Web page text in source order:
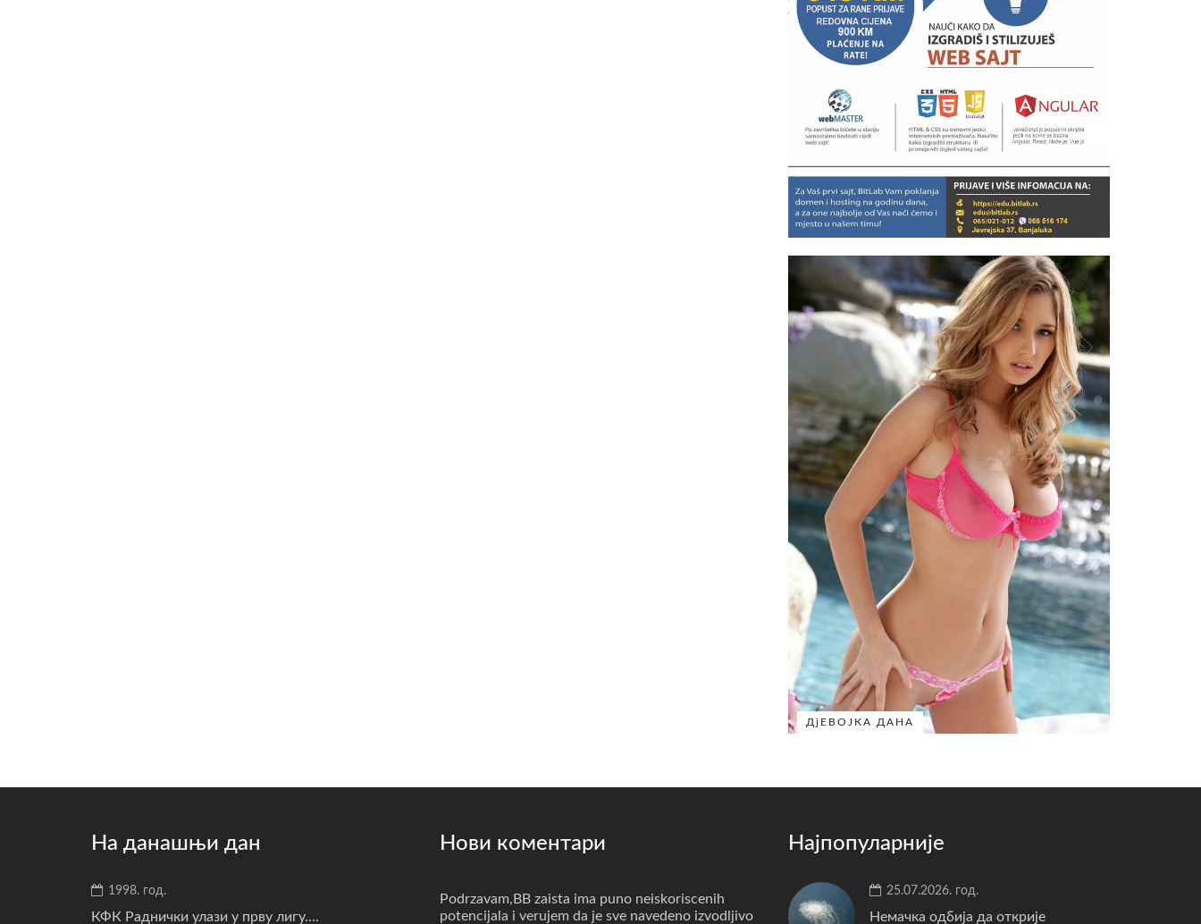
ДјЕВОЈКА ДАНА
На данашњи дан
1998. год.
КФК Раднички улази у прву лигу....
Нови коментари
Podrzavam,BB zaista ima puno neiskoriscenih
potencijala i verujem da je sve navedeno izvodljivo
Најпопуларније
25.07.2026. год.
Немачка одбија да открије